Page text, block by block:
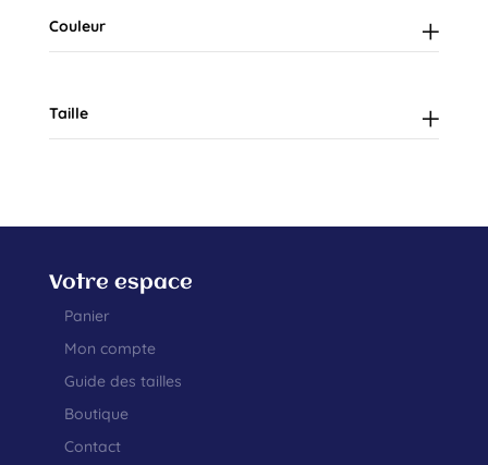
Couleur
Taille
Votre espace
Panier
Mon compte
Guide des tailles
Boutique
Contact